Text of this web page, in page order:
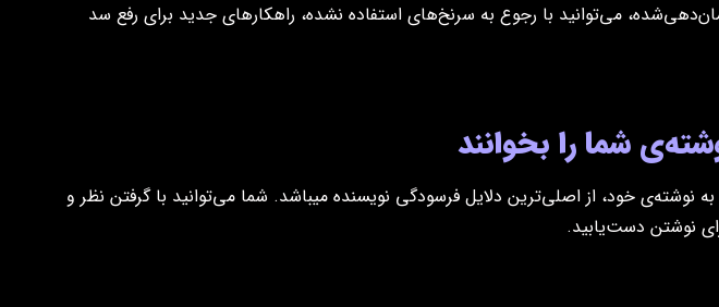
می‌توانید با رجوع به سرنخ‌های استفاده نشده، راهکار‌های جدید برای رفع سد
شما را بخوانند
خود، از اصلی‌ترین دلایل فرسودگی نویسنده میباشد. شما می‌توانید با گرفتن نظر و
نوشتن دست‌یابید.